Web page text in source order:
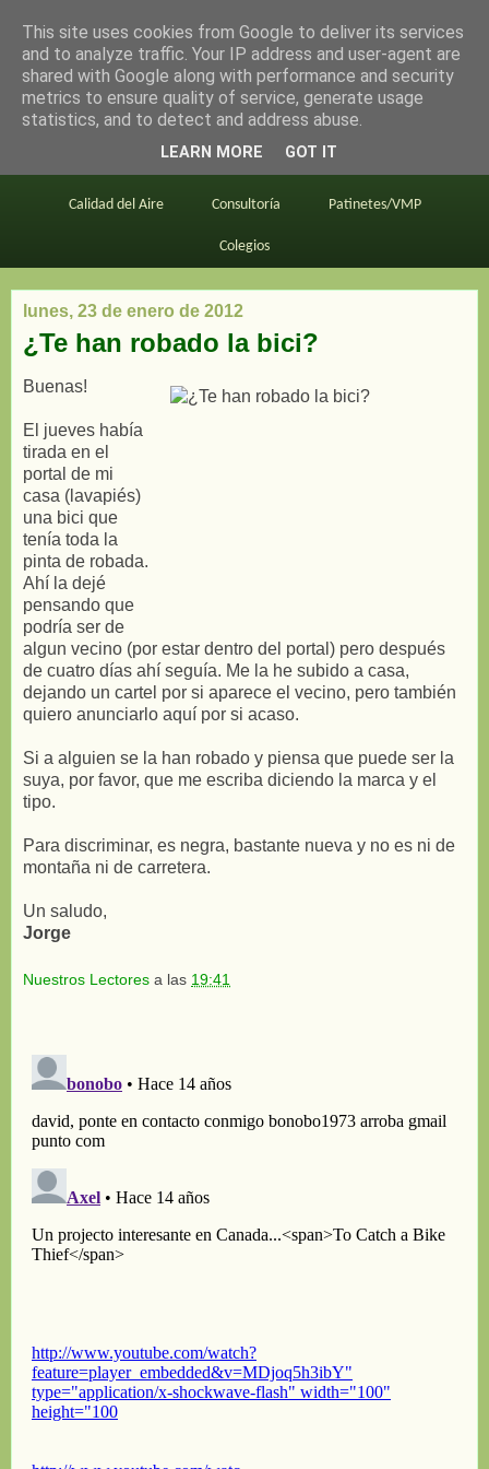
en bici por madrid
Este blog BiciMAD Primeros consejos
Calidad del Aire Consultoría Patinetes/VMP
Colegios
lunes, 23 de enero de 2012
¿Te han robado la bici?
Buenas!
El jueves había
tirada en el
portal de mi
casa (lavapiés)
una bici que
tenía toda la
pinta de robada.
Ahí la dejé
pensando que
podría ser de
algun vecino (por estar dentro del portal) pero después
de cuatro días ahí seguía. Me la he subido a casa,
dejando un cartel por si aparece el vecino, pero también
quiero anunciarlo aquí por si acaso.
Si a alguien se la han robado y piensa que puede ser la
suya, por favor, que me escriba diciendo la marca y el
tipo.
Para discriminar, es negra, bastante nueva y no es ni de
montaña ni de carretera.
Un saludo,
Jorge
Nuestros Lectores a las 19:41
This site uses cookies from Google to deliver its services
and to analyze traffic. Your IP address and user-agent are
shared with Google along with performance and security
metrics to ensure quality of service, generate usage
statistics, and to detect and address abuse.
LEARN MORE GOT IT